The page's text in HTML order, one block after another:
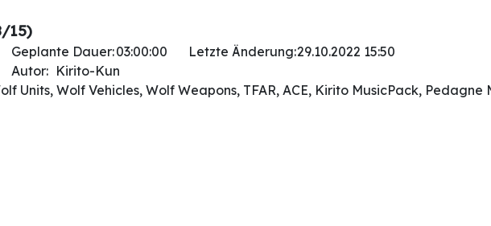
15)
Geplante Dauer:03:00:00 Letzte Änderung:29.10.2022 15:50
Autor: Kirito-Kun
Units, Wolf Vehicles, Wolf Weapons, TFAR, ACE, Kirito MusicPack, Pedagne